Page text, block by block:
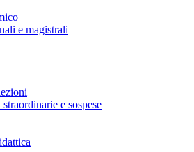
e magistrali
e sospese